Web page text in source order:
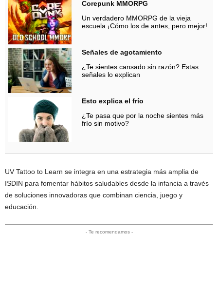
Corepunk MMORPG
Un verdadero MMORPG de la vieja
escuela ¡Cómo los de antes, pero mejor!
Señales de agotamiento
¿Te sientes cansado sin razón? Estas
señales lo explican
Esto explica el frío
¿Te pasa que por la noche sientes más
frío sin motivo?
UV Tattoo to Learn se integra en una estrategia más amplia de
ISDIN para fomentar hábitos saludables desde la infancia a través
de soluciones innovadoras que combinan ciencia, juego y
educación.
- Te recomendamos -